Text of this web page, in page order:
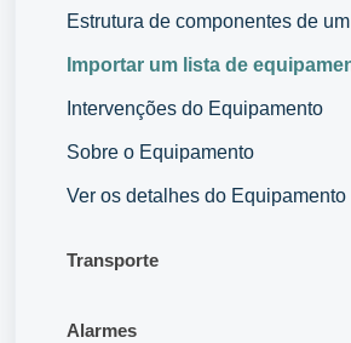
Estrutura de componentes de
Importar um lista de
Intervenções do Equipamento
Sobre o Equipamento
Ver os detalhes do Equipamento
Transporte
Alarmes